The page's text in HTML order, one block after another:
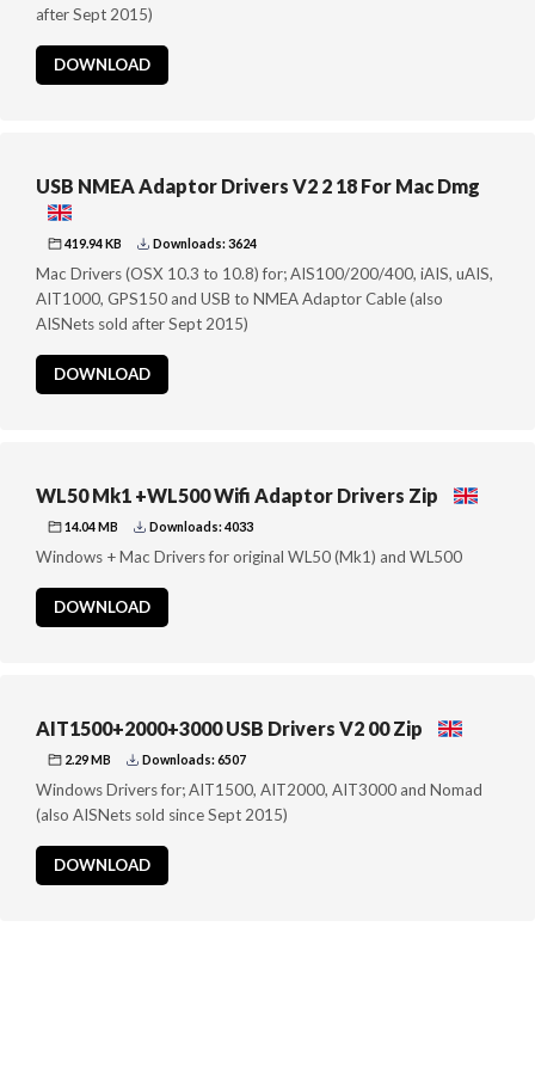
after Sept 2015)
DOWNLOAD
USB NMEA Adaptor Drivers V2 2 18 For Mac Dmg
419.94 KB Downloads: 3624
Mac Drivers (OSX 10.3 to 10.8) for; AIS100/200/400, iAIS, uAIS,
AIT1000, GPS150 and USB to NMEA Adaptor Cable (also
AISNets sold after Sept 2015)
DOWNLOAD
WL50 Mk1 +WL500 Wifi Adaptor Drivers Zip
14.04 MB Downloads: 4033
Windows + Mac Drivers for original WL50 (Mk1) and WL500
DOWNLOAD
AIT1500+2000+3000 USB Drivers V2 00 Zip
2.29 MB Downloads: 6507
Windows Drivers for; AIT1500, AIT2000, AIT3000 and Nomad
(also AISNets sold since Sept 2015)
DOWNLOAD